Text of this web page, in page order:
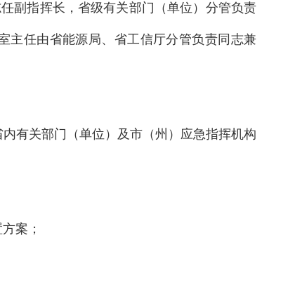
副指挥长，省级有关部门（单位）分管负责
主任由省能源局、省工信厅分管负责同志兼
有关部门（单位）及市（州）应急指挥机构
案；